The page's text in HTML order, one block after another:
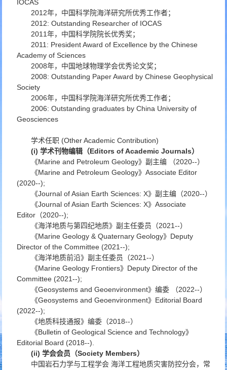
IOCAS
2012年，中国科学院海洋研究所优秀工作者；
2012: Outstanding Researcher of IOCAS
2011年，中国科学院院长优秀奖；
2011: President Award of Excellence by the Chinese
Academy of Sciences
2008年，中国地球物理学会优秀论文奖；
2008: Outstanding Paper Award by Chinese Geophysical
Society
2006年，中国科学院海洋研究所优秀工作者；
2006: Outstanding graduates by China University of
Geosciences
学术任职 (Other Academic Contribution)
(i) 学术刊物编辑（Editors of Academic Journals）
《Marine and Petroleum Geology》副主编 （2020--）
《Marine and Petroleum Geology》Associate Editor
(2020--);
《Journal of Asian Earth Sciences: X》副主编（2020--）
《Journal of Asian Earth Sciences: X》Associate
Editor（2020--);
《海洋地质与第四纪地质》副主任委员（2021--）
《Marine Geology & Quaternary Geology》Deputy
Director of the Committee (2021--);
《海洋地质前沿》副主任委员（2021--）
《Marine Geology Frontiers》Deputy Director of the
Committee (2021--);
《Geosystems and Geoenvironment》编委 （2022--）
《Geosystems and Geoenvironment》Editorial Board
(2022--);
《地质科技通报》编委（2018--）
《Bulletin of Geological Science and Technology》
Editorial Board (2018--).
(ii) 学会会员 （Society Members）
中国岩石力学与工程学会 海洋工程地质灾害防控分会，常